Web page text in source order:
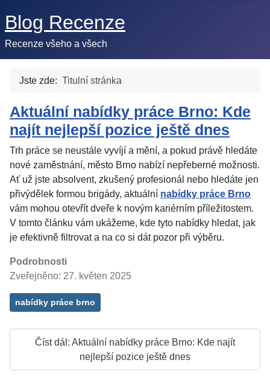
Blog Recenze
Recenze všeho a všech
Jste zde: Titulní stránka
Aktuální nabídky práce Brno: Kde
najít nejlepší pozice ještě dnes
Trh práce se neustále vyvíjí a mění, a pokud právě hledáte
nové zaměstnání, město Brno nabízí nepřeberné možnosti.
Ať už jste absolvent, zkušený profesionál nebo hledáte jen
přivýdělek formou brigády, aktuální nabídky práce Brno
vám mohou otevřít dveře k novým kariérním příležitostem.
V tomto článku vám ukážeme, kde tyto nabídky hledat, jak
je efektivně filtrovat a na co si dát pozor při výběru.
Podrobnosti
Zveřejněno: 27. květen 2025
nabídky práce brno
Číst dál: Aktuální nabídky práce Brno: Kde najít
nejlepší pozice ještě dnes